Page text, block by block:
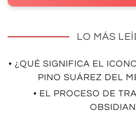
LO MÁS
• ¿QUÉ SIGNIFICA EL
PINO SUÁREZ DEL
• EL PROCESO DE